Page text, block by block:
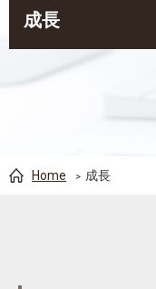
成長
Home 成長